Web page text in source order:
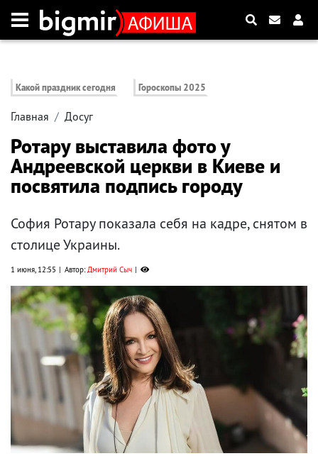
Какой праздник сегодня Гороскопы 2025
Главная Досуг
Ротару выставила фото у
Андреевской церкви в Киеве и
посвятила подпись городу
София Ротару показала себя на кадре, снятом в
столице Украины.
1 июня, 12:55 Автор:Дмитрий Сыч